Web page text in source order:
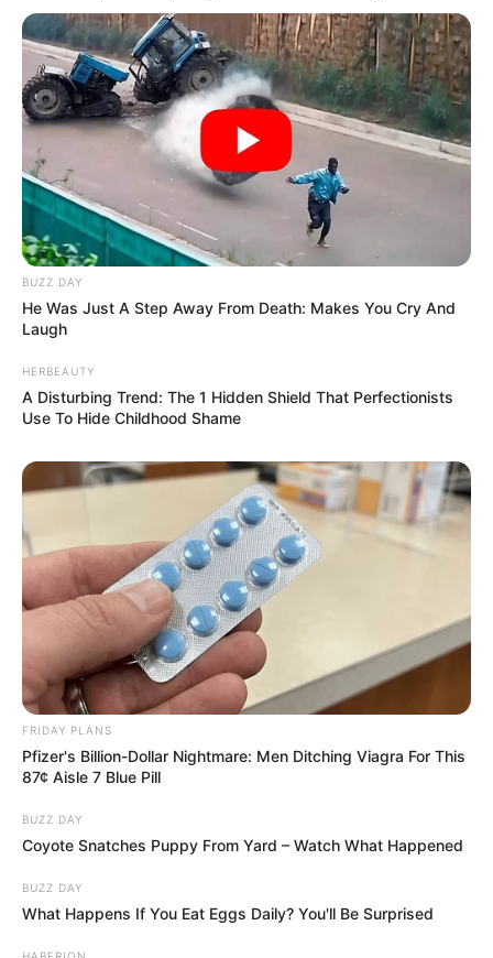
BUZZ DAY
He Was Just A Step Away From Death: Makes You Cry And
Laugh
HERBEAUTY
A Disturbing Trend: The 1 Hidden Shield That Perfectionists
Use To Hide Childhood Shame
FRIDAY PLANS
Pfizer's Billion-Dollar Nightmare: Men Ditching Viagra For This
87¢ Aisle 7 Blue Pill
BUZZ DAY
Coyote Snatches Puppy From Yard – Watch What Happened
BUZZ DAY
What Happens If You Eat Eggs Daily? You'll Be Surprised